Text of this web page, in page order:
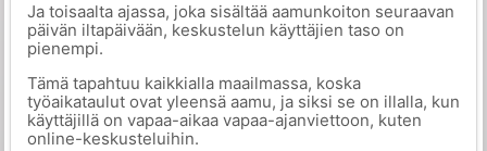
Ja toisaalta ajassa, joka sisältää aamunkoiton seuraavan
päivän iltapäivään, keskustelun käyttäjien taso on
pienempi.
Tämä tapahtuu kaikkialla maailmassa, koska
työaikataulut ovat yleensä aamu, ja siksi se on illalla, kun
käyttäjillä on vapaa-aikaa vapaa-ajanviettoon, kuten
online-keskusteluihin.